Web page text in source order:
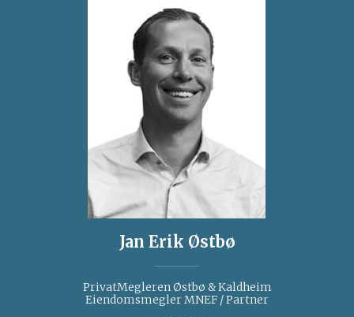
Jan Erik Østbø
PrivatMegleren Østbø & Kaldheim
Eiendomsmegler MNEF / Partner